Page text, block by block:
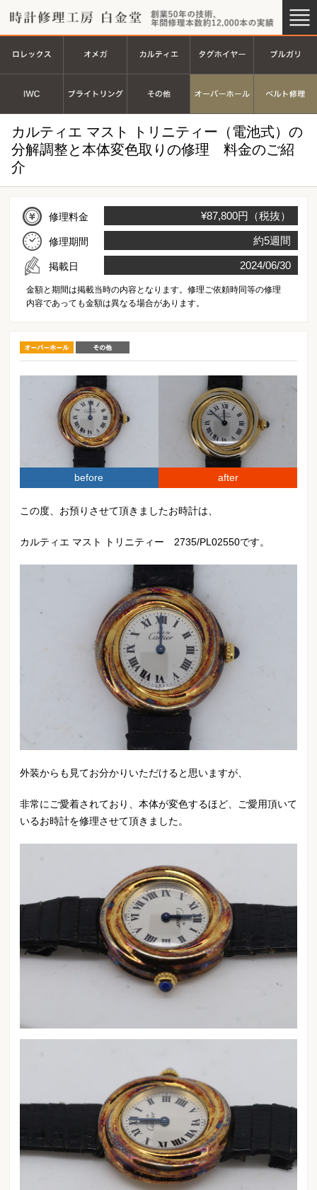
時計修理工房 白金堂（時計修理
創業44
カルティエ マスト トリニティー（電池式）の
分解調整と本体変色取りの修理 料金のご紹
介
修理料金 ¥87,800円（税抜）
修理期間 約5週間
掲載日 2024/06/30
金額と期間は掲載当時の内容となります。修理ご依頼時同等の修理
内容であっても金額は異なる場合があります。
オーバーホール
before after
この度、お預りさせて頂きましたお時計は、
カルティエ マスト トリニティー 2735/PL02550です。
外装からも見てお分かりいただけると思いますが、
非常にご愛着されており、本体が変色するほど、ご愛用頂いて
いるお時計を修理させて頂きました。